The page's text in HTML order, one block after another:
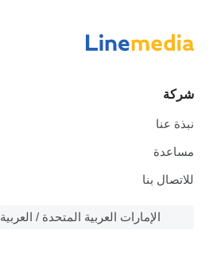
شركة
نبذة عنا
مساعدة
للاتصال بنا
الإمارات العربية المتحدة / العربية